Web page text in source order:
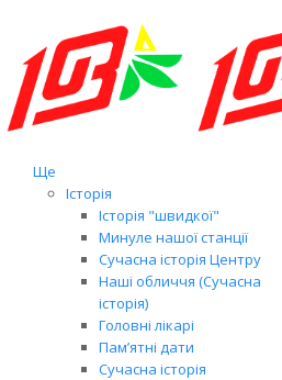
Ще
Історія
Історія "швидкої"
Минуле нашої станції
Сучасна історія Центру
Наші обличчя (Сучасна
історія)
Головні лікарі
Пам’ятні дати
Сучасна історія